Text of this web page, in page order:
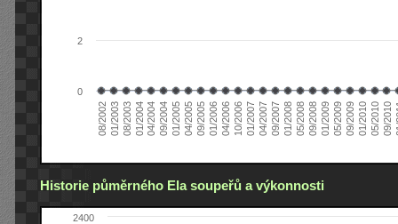
08/200201/200308/200301/200404/200409/200401/200504/200509/200501/200604/200610/200601/200704/200709/200701/200805/200809/200801/200905/200909/200901/201005/201009/2010
0
2
Historie půměrného Ela soupeřů a výkonnosti
2400